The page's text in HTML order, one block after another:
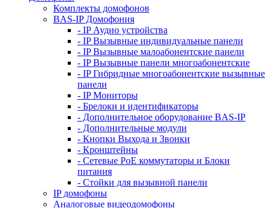
Комплекты домофонов
BAS-IP Домофония
- IP Аудио устройства
- IP Вызывные индивидуальные панели
- IP Вызывные малоабонентские панели
- IP Вызывные панели многоабонентские
- IP Гибридные многоабонентские вызывные
панели
- IP Мониторы
- Брелоки и идентификаторы
- Дополнительное оборудование BAS-IP
- Дополнительные модули
- Кнопки Выхода и Звонки
- Кронштейны
- Сетевые PoE коммутаторы и Блоки
питания
- Стойки для вызывной панели
IP домофоны
Аналоговые видеодомофоны